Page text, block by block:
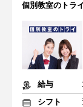
個別教室のトラ
給与
シフト